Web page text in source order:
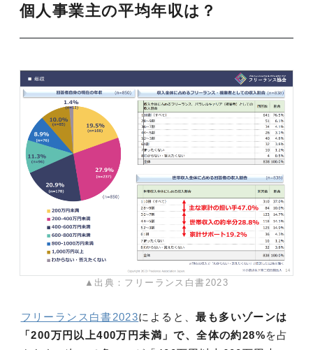
個人事業主の平均年収は？
▲出典：フリーランス白書2023
フリーランス白書2023によると、最も多いゾーンは
「200万円以上400万円未満」で、全体の約28%を占